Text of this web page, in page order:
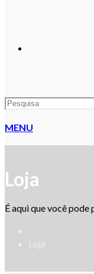
MENU
Loja
É aqui que você
Loja